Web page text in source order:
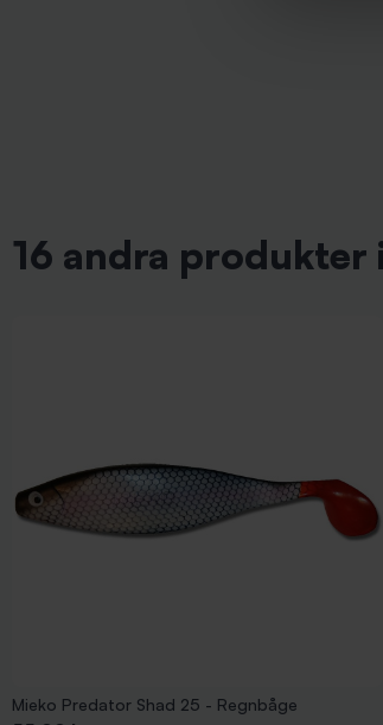
16 andra produkter
Mieko Predator Shad 25 - Regnbåge